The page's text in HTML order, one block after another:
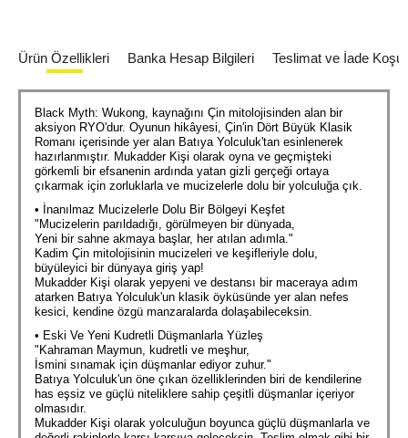
Ürün Özellikleri Banka Hesap Bilgileri Teslimat ve İade
Black Myth: Wukong, kaynağını Çin mitolojisinden alan bir
aksiyon RYO'dur. Oyunun hikâyesi, Çin'in Dört Büyük Klasik
Romanı içerisinde yer alan Batıya Yolculuk'tan esinlenerek
hazırlanmıştır. Mukadder Kişi olarak oyna ve geçmişteki
görkemli bir efsanenin ardında yatan gizli gerçeği ortaya
çıkarmak için zorluklarla ve mucizelerle dolu bir yolculuğa çık.
• İnanılmaz Mucizelerle Dolu Bir Bölgeyi Keşfet
"Mucizelerin parıldadığı, görülmeyen bir dünyada,
Yeni bir sahne akmaya başlar, her atılan adımla."
Kadim Çin mitolojisinin mucizeleri ve keşifleriyle dolu,
büyüleyici bir dünyaya giriş yap!
Mukadder Kişi olarak yepyeni ve destansı bir maceraya adım
atarken Batıya Yolculuk'un klasik öyküsünde yer alan nefes
kesici, kendine özgü manzaralarda dolaşabileceksin.
• Eski Ve Yeni Kudretli Düşmanlarla Yüzleş
"Kahraman Maymun, kudretli ve meşhur,
İsmini sınamak için düşmanlar ediyor zuhur."
Batıya Yolculuk'un öne çıkan özelliklerinden biri de kendilerine
has eşsiz ve güçlü niteliklere sahip çeşitli düşmanlar içeriyor
olmasıdır.
Mukadder Kişi olarak yolculuğun boyunca güçlü düşmanlarla ve